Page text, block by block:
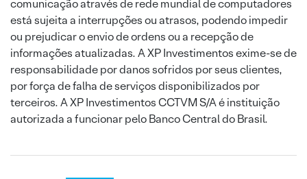
comunicação através de rede mundial de computadores
está sujeita a interrupções ou atrasos, podendo impedir
ou prejudicar o envio de ordens ou a recepção de
informações atualizadas. A XP Investimentos exime-se de
responsabilidade por danos sofridos por seus clientes,
por força de falha de serviços disponibilizados por
terceiros. A XP Investimentos CCTVM S/A é instituição
autorizada a funcionar pelo Banco Central do Brasil.